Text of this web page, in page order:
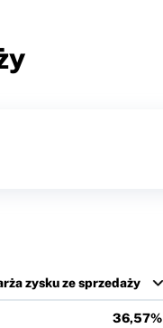
zysku ze sprzedaży
36,57%